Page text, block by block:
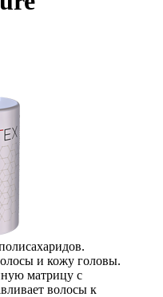
и кожу головы.
матрицу с
волосы к